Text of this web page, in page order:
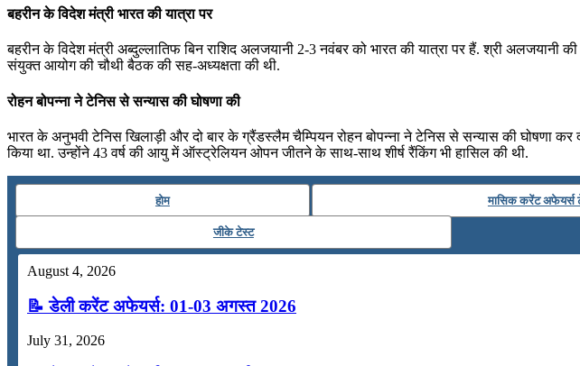
बहरीन के विदेश मंत्री भारत की यात्रा पर
बहरीन के विदेश मंत्री अब्दुल्लातिफ बिन राशिद अलजयानी 2-3 नवंबर को भारत की यात्रा पर हैं. श्री अलजयानी
संयुक्त आयोग की चौथी बैठक की सह-अध्यक्षता की थी.
रोहन बोपन्ना ने टेनिस से सन्‍यास की घोषणा की
भारत के अनुभवी टेनिस खिलाड़ी और दो बार के ग्रैंडस्लैम चैम्पियन रोहन बोपन्ना ने टेनिस से सन्‍यास की घोषणा
किया था. उन्होंने 43 वर्ष की आयु में ऑस्‍ट्रेलियन ओपन जीतने के साथ-साथ शीर्ष रैंकिंग भी हासिल की थी.
होम मासिक करेंट अफेयर्स
जीके टेस्ट
August 4, 2026
📝 डेली करेंट अफेयर्स: 01-03 अगस्त 2026
July 31, 2026